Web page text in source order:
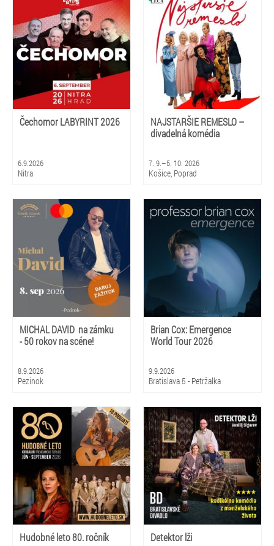
Čechomor LABYRINT 2026
6.9.2026
Nitra
NAJSTARŠIE REMESLO –
divadelná komédia
7. 9.–5. 10. 2026
Košice, Poprad
MICHAL DAVID na zámku
- 50 rokov na scéne!
8.9.2026
Pezinok
Brian Cox: Emergence
World Tour 2026
9.9.2026
Bratislava 5 - Petržalka
Hudobné leto 80. ročník Detektor lži